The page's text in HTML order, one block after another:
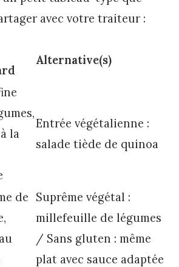
avec votre traiteur :
Alternative(s)
la
Entrée végétalienne :
salade tiède de quinoa
de Suprême végétal :
millefeuille de légumes
/ Sans gluten : même
plat avec sauce adaptée